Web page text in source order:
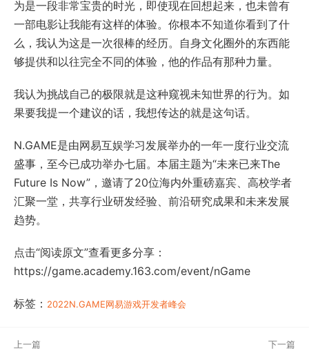
为是一段非常宝贵的时光，即使现在回想起来，也未曾有
一部电影让我能有这样的体验。你根本不知道你看到了什
么，我认为这是一次很棒的经历。自身文化圈外的东西能
够提供和以往完全不同的体验，他的作品有那种力量。
我认为挑战自己的极限就是这种窥视未知世界的行为。如
果要我提一个建议的话，我想传达的就是这句话。
N.GAME是由网易互娱学习发展举办的一年一度行业交流
盛事，至今已成功举办七届。本届主题为“未来已来The
Future Is Now”，邀请了20位海内外重磅嘉宾、高校学者
汇聚一堂，共享行业研发经验、前沿研究成果和未来发展
趋势。
点击“阅读原文”查看更多分享：
https://game.academy.163.com/event/nGame
标签： 2022N.GAME网易游戏开发者峰会
上一篇 下一篇